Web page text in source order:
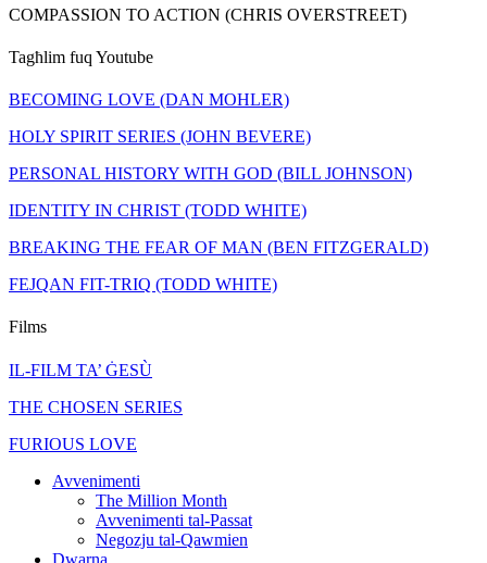
COMPASSION TO ACTION (CHRIS OVERSTREET)
Tagħlim fuq Youtube
BECOMING LOVE (DAN MOHLER)
HOLY SPIRIT SERIES (JOHN BEVERE)
PERSONAL HISTORY WITH GOD (BILL JOHNSON)
IDENTITY IN CHRIST (TODD WHITE)
BREAKING THE FEAR OF MAN (BEN FITZGERALD)
FEJQAN FIT-TRIQ (TODD WHITE)
Films
IL-FILM TA’ ĠESÙ
THE CHOSEN SERIES
FURIOUS LOVE
Avvenimenti
The Million Month
Avvenimenti tal-Passat
Negozju tal-Qawmien
Dwarna